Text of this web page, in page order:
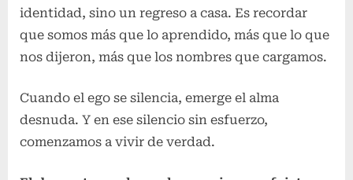
identidad, sino un regreso a casa. Es recordar
que somos más que lo aprendido, más que lo que
nos dijeron, más que los nombres que cargamos.
Cuando el ego se silencia, emerge el alma
desnuda. Y en ese silencio sin esfuerzo,
comenzamos a vivir de verdad.